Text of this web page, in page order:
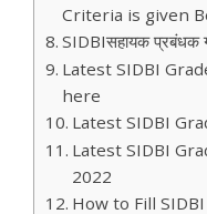
Criteria is given
SIDBIसहायक प्रबंधक
Latest SIDBI
here
Latest SIDBI
Latest SIDBI
2022
How to Fill